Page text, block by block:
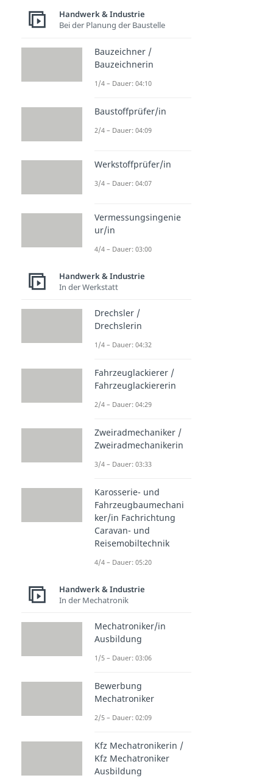
Handwerk & Industrie
Bei der Planung der Baustelle
Bauzeichner /
Bauzeichnerin
1/4 – Dauer: 04:10
Baustoffprüfer/in
2/4 – Dauer: 04:09
Werkstoffprüfer/in
3/4 – Dauer: 04:07
Vermessungsingenie
ur/in
4/4 – Dauer: 03:00
Handwerk & Industrie
In der Werkstatt
Drechsler /
Drechslerin
1/4 – Dauer: 04:32
Fahrzeuglackierer /
Fahrzeuglackiererin
2/4 – Dauer: 04:29
Zweiradmechaniker /
Zweiradmechanikerin
3/4 – Dauer: 03:33
Karosserie- und
Fahrzeugbaumechani
ker/in Fachrichtung
Caravan- und
Reisemobiltechnik
4/4 – Dauer: 05:20
Handwerk & Industrie
In der Mechatronik
Mechatroniker/in
Ausbildung
1/5 – Dauer: 03:06
Bewerbung
Mechatroniker
2/5 – Dauer: 02:09
Kfz Mechatronikerin /
Kfz Mechatroniker
Ausbildung